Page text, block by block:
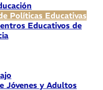
Políticas Educativas
Educativos de
Jóvenes y Adultos